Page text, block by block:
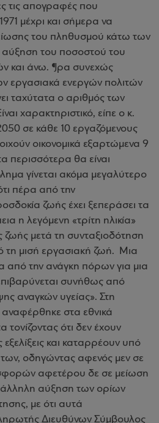
τις απογραφές που
μέχρι και σήμερα να
του πληθυσμού κάτω των
αύξηση του ποσοστού του
και άνω. ¶ρα συνεχώς
εργασιακά ενεργών πολιτών
ταχύτατα ο αριθμός των
χαρακτηριστικό, είπε ο κ.
σε κάθε 10 εργαζόμενους
οικονομικά εξαρτώμενα 9
περισσότερα θα είναι
γίνεται ακόμα μεγαλύτερο
πέρα από την
ζωής έχει ξεπεράσει τα
η λεγόμενη «τρίτη ηλικία»
μετά τη συνταξιοδότηση
τη μισή εργασιακή ζωή. Μια
από την ανάγκη πόρων για μια
συνήθως από
αναγκών υγείας». Στη
στα εθνικά
ότι δεν έχουν
εξελίξεις και καταρρέουν υπό
οδηγώντας αφενός μεν σε
αφετέρου δε σε μείωση
αύξηση των ορίων
με ότι αυτά
Διευθύνων Σύμβουλος